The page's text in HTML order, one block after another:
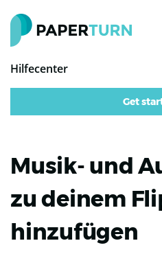
Hilfecenter
Get
Musik- und
zu deinem
hinzufügen